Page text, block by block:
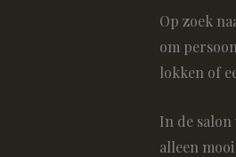
Op zoek
om
lokken of
In de
alleen